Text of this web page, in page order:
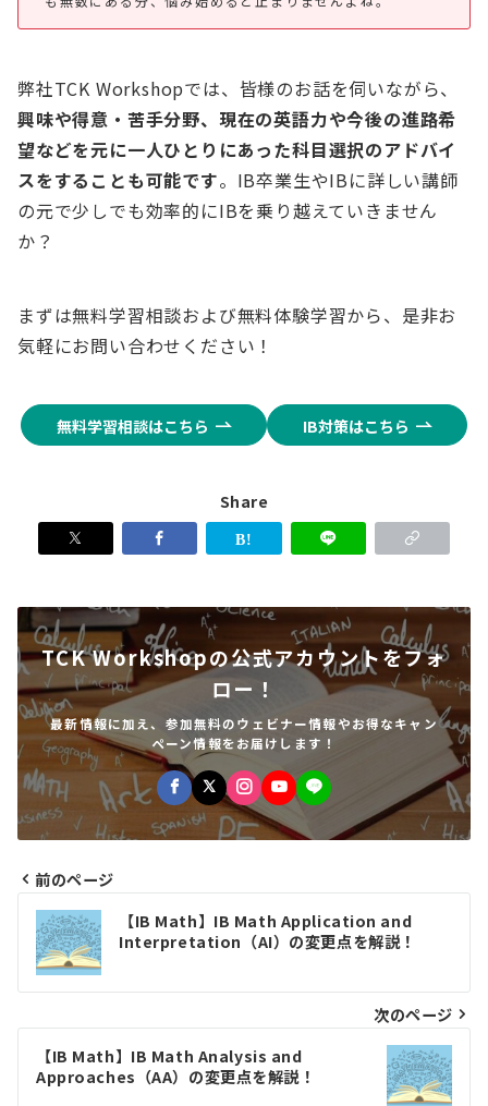
弊社TCK Workshopでは、皆様のお話を伺いながら、
興味や得意・苦手分野、現在の英語力や今後の進路希
望などを元に一人ひとりにあった科目選択のアドバイ
スをすることも可能です。IB卒業生やIBに詳しい講師
の元で少しでも効率的にIBを乗り越えていきません
か？
まずは無料学習相談および無料体験学習から、是非お
気軽にお問い合わせください！
無料学習相談はこちら IB対策はこちら
Share
TCK Workshopの公式アカウントをフォ
ロー！
最新情報に加え、参加無料のウェビナー情報やお得なキャン
ペーン情報をお届けします！
投
稿
ナ
ビ
ー
前のページ
【IB Math】IB Math Application and
Interpretation（AI）の変更点を解説！
次のページ
【IB Math】IB Math Analysis and
Approaches（AA）の変更点を解説！